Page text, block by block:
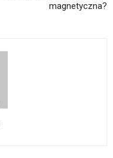
magnetyczna?